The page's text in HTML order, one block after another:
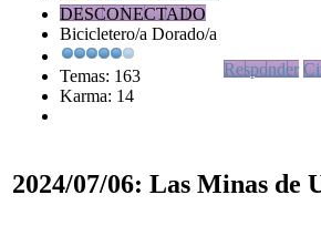
DESCONECTADO
Bicicletero/a Dorado/a
Temas: 163
Karma: 14
Responder
2024/07/06: Las Minas de